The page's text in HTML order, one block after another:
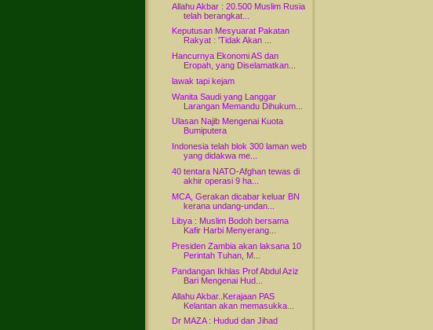
Allahu Akbar : 20.500 Muslim Rusia
telah berangkat...
Keputusan Mesyuarat Pakatan
Rakyat : 'Tidak Akan ...
Hancurnya Ekonomi AS dan
Eropah, yang Diselamatkan...
lawak tapi kejam
Wanita Saudi yang Langgar
Larangan Memandu Dihukum...
Ulasan Najib Mengenai Kuota
Bumiputera
Indonesia telah blok 300 laman web
yang didakwa me...
40 tentara NATO-Afghan tewas di
akhir operasi 9 ha...
MCA, Gerakan dicabar keluar BN
kerana undang-undan...
Libya : Muslim Bodoh bersama
Kafir Harbi Menyerang...
Presiden Zambia akan laksana 10
Perintah Tuhan, M...
Pandangan Ikhlas Prof Abdul Aziz
Bari Mengenai Hud...
Allahu Akbar..Kerajaan PAS
Kelantan akan memasukka...
Dr MAZA : Hudud dan Jihad